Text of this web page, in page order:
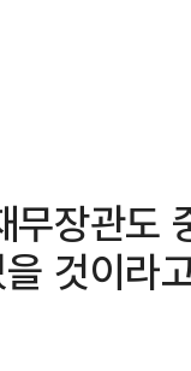
장관도
것이라